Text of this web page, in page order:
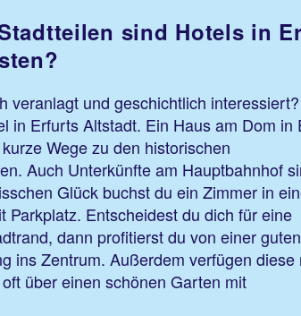
sind Hotels in
veranlagt und geschichtlich
in Erfurts Altstadt. Ein Haus am Dom in
Wege zu den historischen
Auch Unterkünfte am Hauptbahnhof
Glück buchst du ein Zimmer in
Parkplatz. Entscheidest du dich für eine
dann profitierst du von einer guten
ins Zentrum. Außerdem verfügen diese
über einen schönen Garten mit